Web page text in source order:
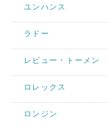
ユンハンス
ラドー
レビュー・トーメン
ロレックス
ロンジン